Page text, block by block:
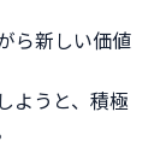
ら新しい価値
ようと、積極